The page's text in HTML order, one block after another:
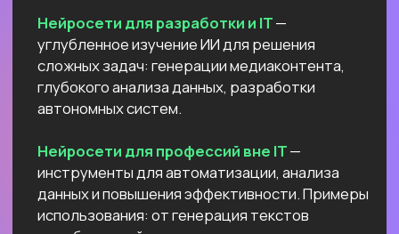
сложных задач: генерации медиаконтента,
глубокого анализа данных, разработки
автономных систем.
Нейросети для профессий вне IT—
данных и повышения эффективности.
текстов и изображений до оптимизации
рутинных процессов.